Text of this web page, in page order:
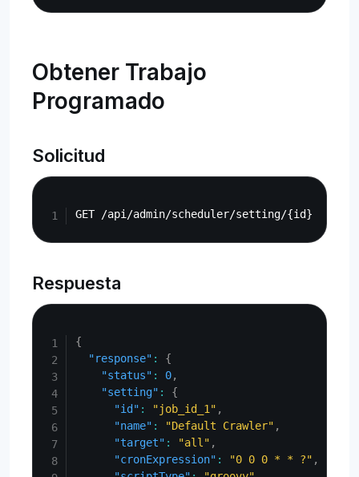
Obtener Trabajo
Programado
Solicitud
Respuesta
{
"response" :
{
"status" : 0,
"setting" :
{
"id" : "job_id_1" ,
"name" : "Default Crawler" ,
"target" : "all" ,
"cronExpression" : "0 0 0 * * ?" ,